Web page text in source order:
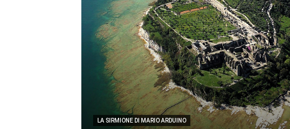
LA SIRMIONE DI MARIO ARDUINO